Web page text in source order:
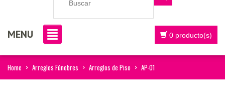
MENU 0 producto(s)
Home > Arreglos Fúnebres > Arreglos de Piso > AP-01